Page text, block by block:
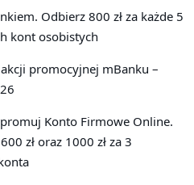
Odbierz 800 zł za każde 5
kont osobistych
promocyjnej mBanku –
Konto Firmowe Online.
zł oraz 1000 zł za 3